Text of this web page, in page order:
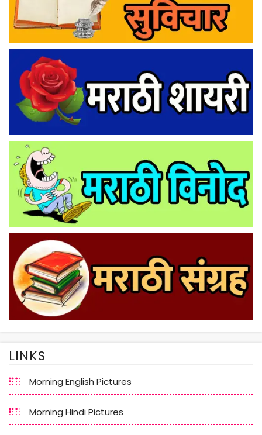
LINKS
Morning English Pictures
Morning Hindi Pictures